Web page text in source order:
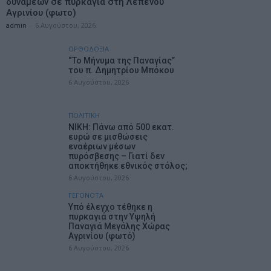
Αγρινίου (φωτο)
admin 6 Αυγούστου, 2026
ΟΡΘΟΔΟΞΙΑ
“Το Μήνυμα της Παναγίας”
του π. Δημητρίου Μπόκου
6 Αυγούστου, 2026
ΠΟΛΙΤΙΚΗ
ΝΙΚΗ: Πάνω από 500 εκατ.
ευρώ σε μισθώσεις
εναέριων μέσων
πυρόσβεσης – Γιατί δεν
αποκτήθηκε εθνικός στόλος;
6 Αυγούστου, 2026
ΓΕΓΟΝΟΤΑ
Υπό έλεγχο τέθηκε η
πυρκαγιά στην Υψηλή
Παναγιά Μεγάλης Χώρας
Αγρινίου (φωτό)
6 Αυγούστου, 2026